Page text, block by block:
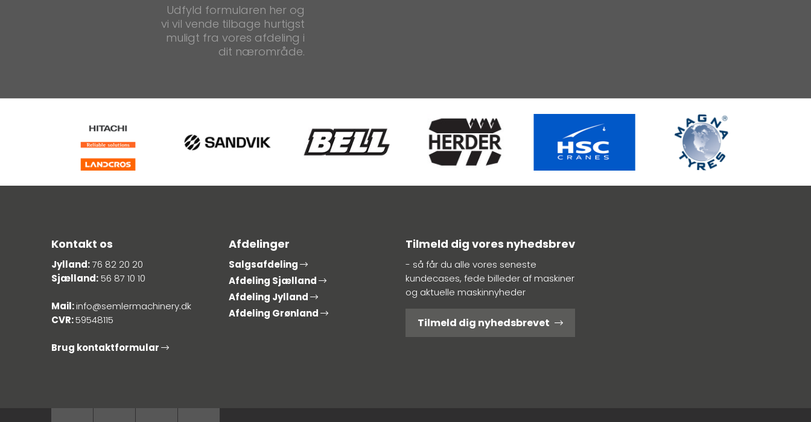
Udfyld formularen her og
vi vil vende tilbage hurtigst
muligt fra vores afdeling i
dit nærområde.
Kontakt os
Jylland:76 82 20 20
Sjælland:56 87 10 10
Mail:info@semlermachinery.dk
CVR:59548115
Brug kontaktformular
Afdelinger
Salgsafdeling
Afdeling Sjælland
Afdeling Jylland
Afdeling Grønland
Tilmeld dig vores nyhedsbrev
- så får du alle vores seneste
kundecases, fede billeder af maskiner
og aktuelle maskinnyheder
Tilmeld dig nyhedsbrevet